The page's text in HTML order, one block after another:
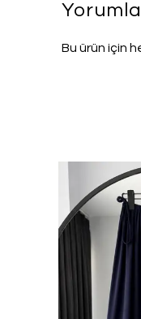
Bu ürün için